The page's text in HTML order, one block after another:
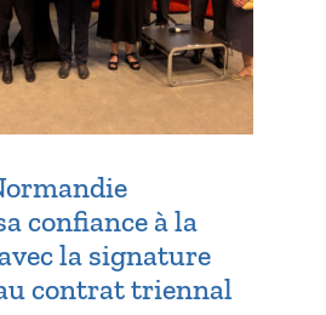
confiance à la
la signature
contrat triennal